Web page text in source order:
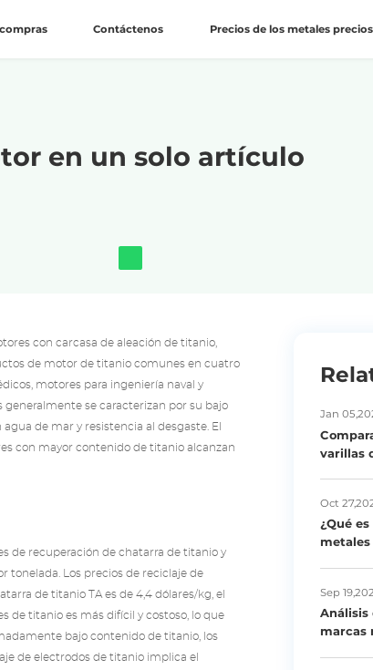
Contáctenos Precios de los metales
en un solo artículo
con carcasa de aleación de titanio,
de motor de titanio comunes en cuatro
motores para ingeniería naval y
generalmente se caracterizan por su bajo
de mar y resistencia al desgaste. El
con mayor contenido de titanio alcanzan
de recuperación de chatarra de titanio y
tonelada. Los precios de reciclaje de
de titanio TA es de 4,4 dólares/kg, el
de titanio es más difícil y costoso, lo que
bajo contenido de titanio, los
de electrodos de titanio implica el
Jan
varillas
Oct
¿Qué
metales
Sep
Análisis
marcas